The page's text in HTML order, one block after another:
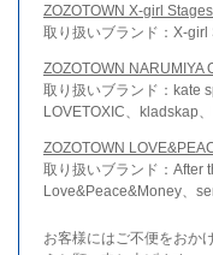
ZOZOTOWN X-girl
取り扱いブランド：X-
ZOZOTOWN NARUMIYA
取り扱いブランド：kate
LOVETOXIC、kladskap
ZOZOTOWN
取り扱いブランド：After
Love&Peace&Money、
お客様にはご不便をおか